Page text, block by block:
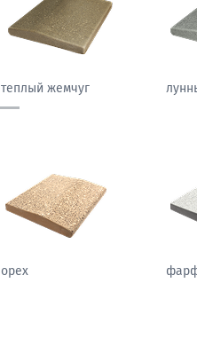
морозный персик
орех